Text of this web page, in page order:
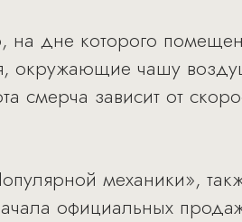
на дне которого
окружающие чашу
смерча зависит от
механики»,
официальных